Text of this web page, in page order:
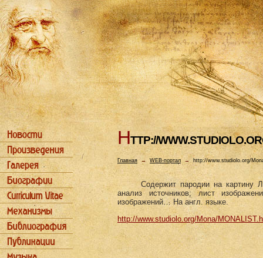
HTTP://
Главная→ WEB-портал → http://www.studiolo.org/
Содержит пародии на картину
анализ источников; лист
изображений… На англ. языке.
http://www.studiolo.org/Mona/